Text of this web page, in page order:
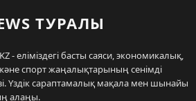
ТУРАЛЫ
- еліміздегі басты саяси, экономикалық,
спорт жаңалықтарының сенімді
Үздік сараптамалық мақала мен шынайы
алаңы.